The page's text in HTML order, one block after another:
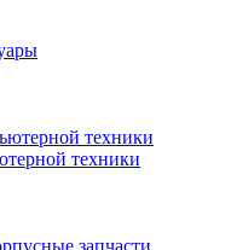
техники
техники
запчасти